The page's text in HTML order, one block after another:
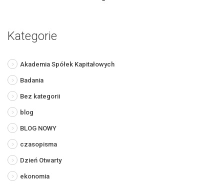
Kategorie
Akademia Spółek Kapitałowych
Badania
Bez kategorii
blog
BLOG NOWY
czasopisma
Dzień Otwarty
ekonomia